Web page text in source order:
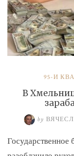
95-Й
В
by